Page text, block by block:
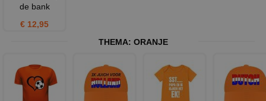
de bank
€ 12,95
THEMA: ORANJE